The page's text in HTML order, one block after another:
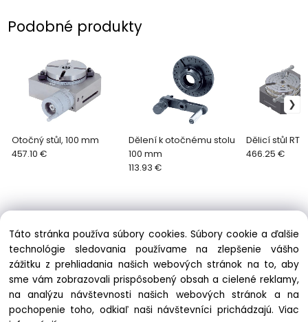
Podobné produkty
Otočný stůl, 100 mm
457.10 €
Dělení k otočnému stolu
100 mm
113.93 €
Dělicí stůl RT
466.25 €
Informácie
Obchodné podmienky
Ochrana osobných údajov
Táto stránka používa súbory cookies. Súbory cookie a ďalšie
technológie sledovania používame na zlepšenie vášho
zážitku z prehliadania našich webových stránok na to, aby
sme vám zobrazovali prispôsobený obsah a cielené reklamy,
na analýzu návštevnosti našich webových stránok a na
pochopenie toho, odkiaľ naši návštevníci prichádzajú.Viac